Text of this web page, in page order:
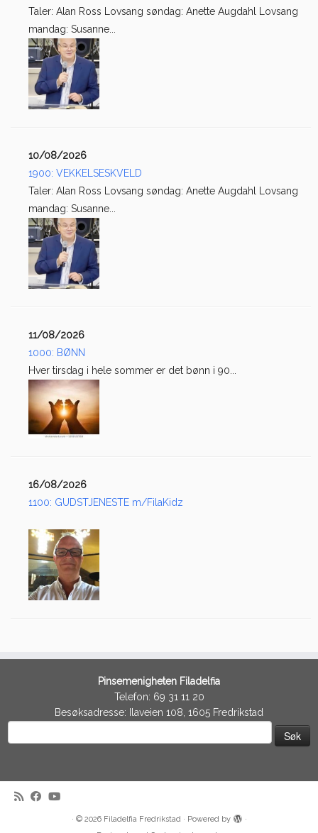
Taler: Alan Ross Lovsang søndag: Anette Augdahl Lovsang
mandag: Susanne...
10/08/2026
1900: VEKKELSESKVELD
Taler: Alan Ross Lovsang søndag: Anette Augdahl Lovsang
mandag: Susanne...
11/08/2026
1000: BØNN
Hver tirsdag i hele sommer er det bønn i 90...
16/08/2026
1100: GUDSTJENESTE m/FilaKidz
Pinsemenigheten Filadelfia
Telefon: 69 31 11 20
Besøksadresse: Ilaveien 108, 1605 Fredrikstad
etter:
· © 2026 Filadelfia Fredrikstad · Powered by
·